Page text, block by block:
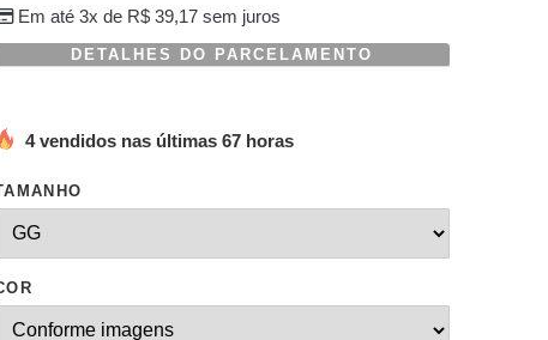
Em até 3x de R$39,17sem juros
DETALHES DO PARCELAMENTO
4 vendidos nas últimas 67 horas